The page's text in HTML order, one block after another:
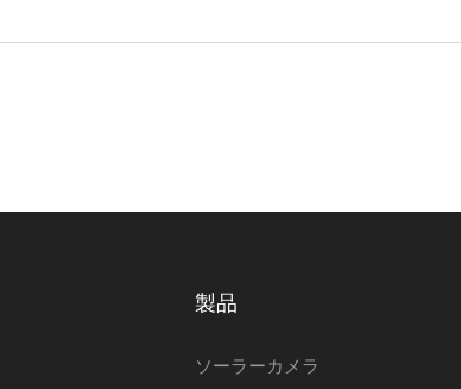
製品
ソーラーカメラ